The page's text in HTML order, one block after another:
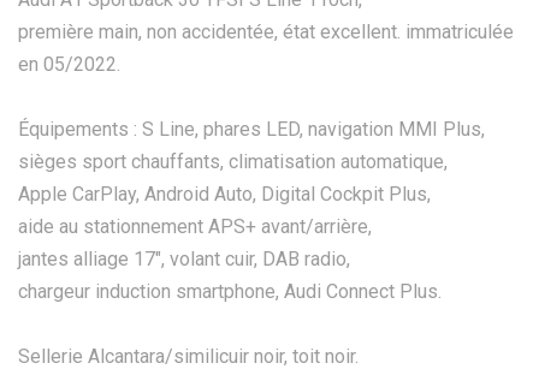
première main, non accidentée, état excellent. immatriculée
en 05/2022.
Équipements : S Line, phares LED, navigation MMI Plus,
sièges sport chauffants, climatisation automatique,
Apple CarPlay, Android Auto, Digital Cockpit Plus,
aide au stationnement APS+ avant/arrière,
jantes alliage 17", volant cuir, DAB radio,
chargeur induction smartphone, Audi Connect Plus.
Sellerie Alcantara/similicuir noir, toit noir.